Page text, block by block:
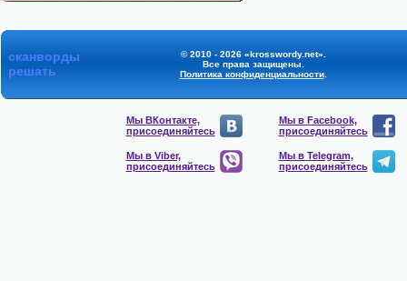
сканворды
решать
© 2010 - 2026 «krosswordy.net».
Все права защищены.
Политика конфиденциальности.
Мы ВКонтакте,
присоединяйтесь
Мы в Facebook,
присоединяйтесь
Мы в Viber,
присоединяйтесь
Мы в Telegram,
присоединяйтесь